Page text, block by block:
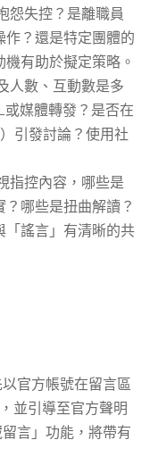
怨失控？是離職員
？還是特定團體的
有助於擬定策略。
人數、互動數是多
媒體轉發？是否在
引發討論？使用社
指控內容，哪些是
哪些是扭曲解讀？
「謠言」有清晰的共
官方帳號在留言區
並引導至官方聲明
言」功能，將帶有